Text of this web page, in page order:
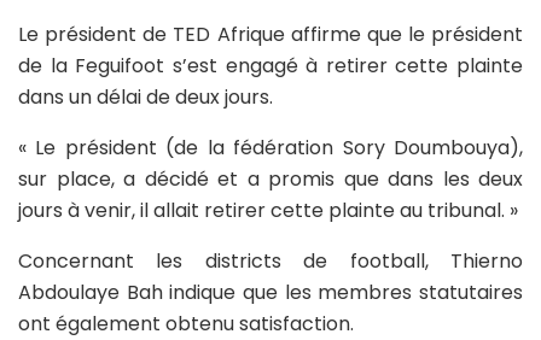
Le président de TED Afrique affirme que le président
de la Feguifoot s’est engagé à retirer cette plainte
dans un délai de deux jours.
« Le président (de la fédération Sory Doumbouya),
sur place, a décidé et a promis que dans les deux
jours à venir, il allait retirer cette plainte au tribunal. »
Concernant les districts de football, Thierno
Abdoulaye Bah indique que les membres statutaires
ont également obtenu satisfaction.